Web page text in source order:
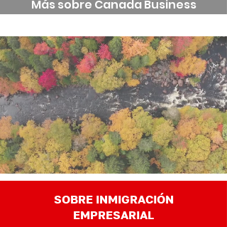
Más sobre Canada Business
SOBRE INMIGRACIÓN
EMPRESARIAL